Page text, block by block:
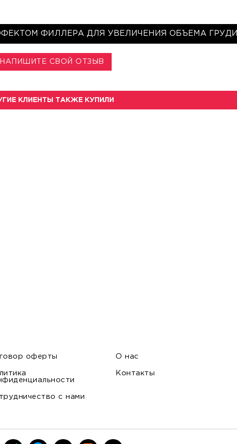
ФИЛЛЕРА ДЛЯ УВЕЛИЧЕНИЯ ОБЪЕМА ГРУДИ
НАПИШИТЕ СВОЙ ОТЗЫВ
КЛИЕНТЫ ТАКЖЕ КУПИЛИ
оферты
с нами
О нас
Контакты